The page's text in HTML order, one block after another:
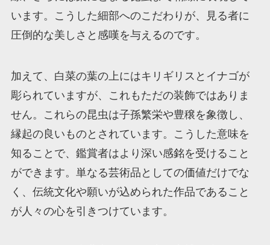
います。こうした細部へのこだわりが、見る者に
圧倒的な美しさと感嘆を与えるのです。
加えて、白菜の葉の上にはキリギリスとイナゴが
彫られていますが、これもただの装飾ではありま
せん。これらの昆虫は子孫繁栄や豊穣を象徴し、
縁起の良いものとされています。こうした意味を
知ることで、鑑賞者はより深い感銘を受けること
ができます。単なる芸術品としての価値だけでな
く、伝統文化や願いが込められた作品であること
が人々の心を引きつけています。